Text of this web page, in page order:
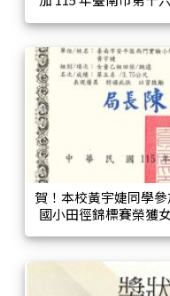
學 D 組第三
賀！本校黃宇婕同學
國小田徑錦標賽榮獲